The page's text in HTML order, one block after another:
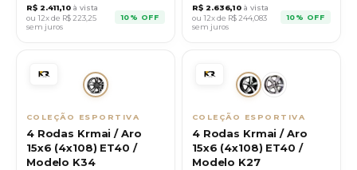
R$ 2.411,10 à vista
ou 12x de R$ 223,25
sem juros
10% OFF
R$ 2.636,10 à vista
ou 12x de R$ 244,083
sem juros
10% OFF
COLEÇÃO ESPORTIVA
4 Rodas Krmai / Aro
15x6 (4x108) ET40 /
Modelo K34
COLEÇÃO ESPORTIVA
4 Rodas Krmai / Aro
15x6 (4x108) ET40 /
Modelo K27